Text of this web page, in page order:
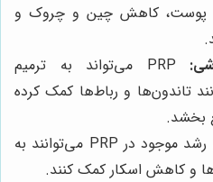
پوست، کاهش چین و چروک و
PRP می‌تواند به ترمیم
تاندون‌ها و رباط‌ها کمک کرده
بخشد.
فاکتورهای رشد موجود در PRP می‌توانند به
و کاهش اسکار کمک کنند.